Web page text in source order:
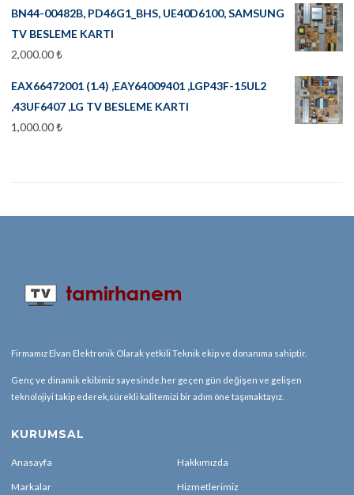
BN44-00482B, PD46G1_BHS, UE40D6100, SAMSUNG
TV BESLEME KARTI
2,000.00₺
EAX66472001 (1.4) ,EAY64009401 ,LGP43F-15UL2
,43UF6407 ,LG TV BESLEME KARTI
1,000.00₺
Firmamız Elvan Elektronik Olarak yetkili Teknik ekip ve donanıma sahiptir.
Genç ve dinamik ekibimiz sayesinde,her geçen gün değişen ve gelişen
teknolojiyi takip ederek,sürekli kalitemizi bir adım öne taşımaktayız.
KURUMSAL
Anasayfa Hakkımızda
Markalar Hizmetlerimiz